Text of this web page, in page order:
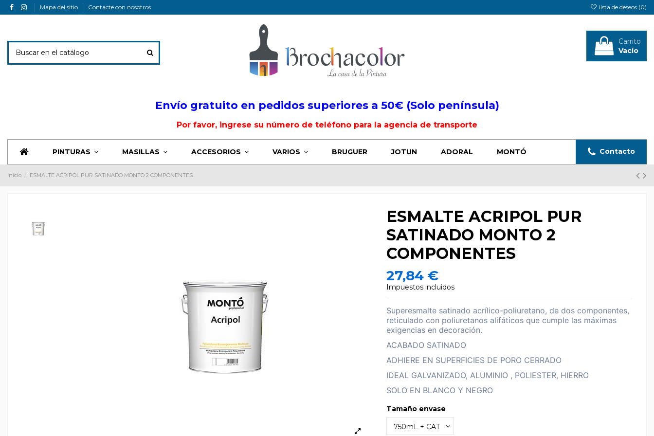
Mapa del sitio Contacte con nosotros lista de deseos (0)
Carrito
Vacío
Envío gratuito en pedidos superiores a 50€ (Solo península)
Por favor, ingrese su número de teléfono para la agencia de transporte
PINTURAS MASILLAS ACCESORIOS VARIOS BRUGUER JOTUN ADORAL MONTÓ Contacto
Inicio ESMALTE ACRIPOL PUR SATINADO MONTO 2 COMPONENTES
ESMALTE ACRIPOL PUR
SATINADO MONTO 2
COMPONENTES
27,84 €
Impuestos incluidos
Superesmalte satinado acrílico-poliuretano, de dos componentes,
reticulado con poliuretanos alifáticos que cumple las máximas
exigencias en decoración.
ACABADO SATINADO
ADHIERE EN SUPERFICIES DE PORO CERRADO
IDEAL GALVANIZADO, ALUMINIO , POLIESTER, HIERRO
SOLO EN BLANCO Y NEGRO
Tamaño envase